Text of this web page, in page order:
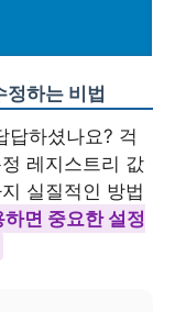
정하는 비법
답하셨나요? 걱
레지스트리 값
실질적인 방법
면 중요한 설정